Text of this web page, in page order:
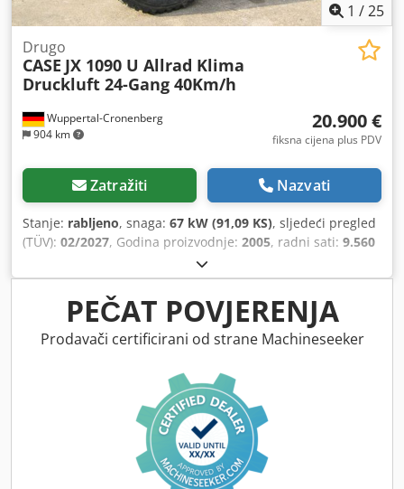
1 /25
Wuppertal-Cronenberg
904 km
Drugo
CASE JX 1090 U Allrad Klima
Druckluft 24-Gang 40Km/h
20.900 €
fiksna cijena plus PDV
Zatražiti Nazvati
Stanje: rabljeno, snaga: 67 kW (91,09 KS), sljedeći pregled
(TÜV): 02/2027, Godina proizvodnje: 2005, radni sati: 9.560
kabina, klima uređaj, pogon na sva četiri
kotača,
PEČAT POVJERENJA
Prodavači certificirani od strane Machineseeker